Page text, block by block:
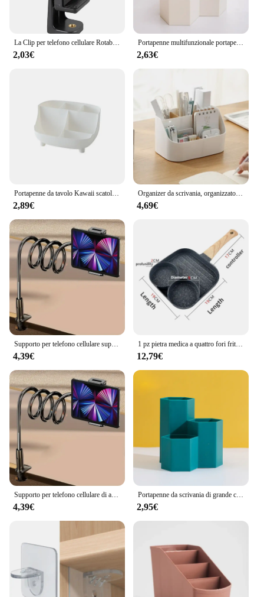
La Clip per telefono cellulare Rotable supporta riprese verticali orizzontali vite universale da 1/4 "Video Selfie multidirezionale Live
2,03€
Portapenne multifunzionale portapenne a nido d'ape smerigliato semplice scatola portaoggetti per cancelleria da scrivania di grande capacità accessori per ufficio
2,63€
Portapenne da tavolo Kawaii scatola portaoggetti di cancelleria carina di grande capacità portamatite creativo per cartoni animati Ins Organizer da scrivania per ragazze
2,89€
Organizer da scrivania, organizzatori e accessori per forniture per ufficio, porta pennelli per trucco, portapenne/matita, supporto per telecomando
4,69€
Supporto per telefono cellulare supporto per Tablet Ipad da comodino pigro staffa di supporto a sbalzo da tavolo
4,39€
1 pz pietra medica a quattro fori frittata pentola per uso domestico antiaderente Flats-bottomed Egg gnocco pentola colazione uovo Burger padella
12,79€
4,39€
Portapenne da scrivania di grande capacità scatola portaoggetti per trucco a matita Organizer da tavolo custodia da scrivania per cancelleria per ufficio scolastico
2,95€